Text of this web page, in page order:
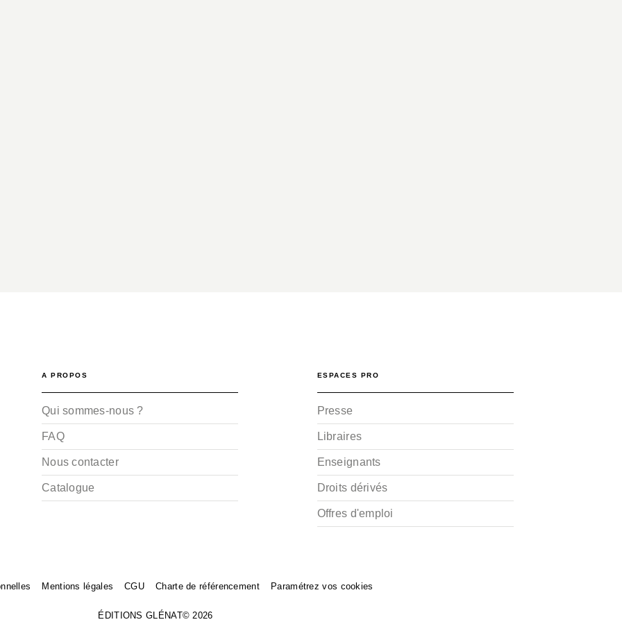
A PROPOS
Qui sommes-nous ?
FAQ
Nous contacter
Catalogue
ESPACES PRO
Presse
Libraires
Enseignants
Droits dérivés
Offres d'emploi
Mentions légales CGU Charte de référencement Paramétrez vos cookies
ÉDITIONS GLÉNAT© 2026